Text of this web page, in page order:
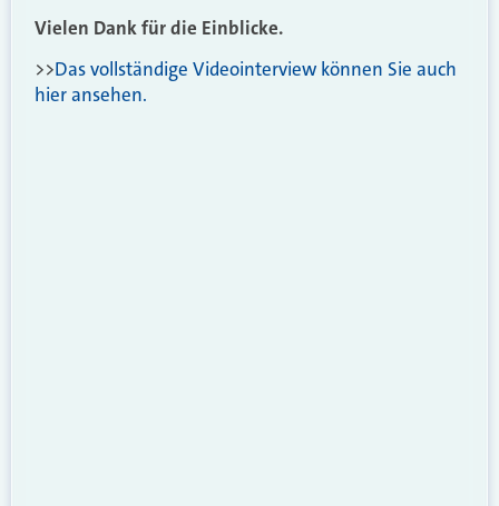
Vielen Dank für die Einblicke.
>>Das vollständige Videointerview können Sie auch
hier ansehen.